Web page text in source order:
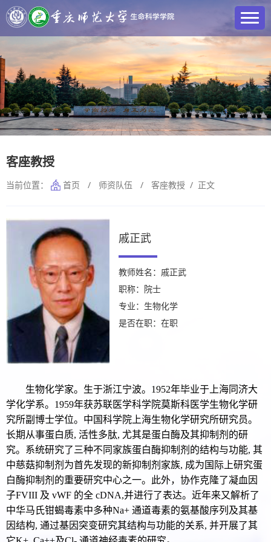
客座教授
当前位置： 首页 / 师资队伍 / 客座教授 / 正文
戚正武
教师姓名：戚正武
职称：院士
专业：生物化学
是否在职：在职
生物化学家。生于浙江宁波。1952年毕业于上海同济大
学化学系。1959年获苏联医学科学院莫斯科医学生物化学研
究所副博士学位。中国科学院上海生物化学研究所研究员。
长期从事蛋白质, 活性多肽, 尤其是蛋白酶及其抑制剂的研
究。系统研究了三种不同家族蛋白酶抑制剂的结构与功能, 其
中慈菇抑制剂为首先发现的新抑制剂家族, 成为国际上研究蛋
白酶抑制剂的重要研究中心之一。此外，协作克隆了凝血因
子FVIII 及 vWF 的全 cDNA,并进行了表达。近年来又解析了
中华马氏钳蝎毒素中多种Na+ 通道毒素的氨基酸序列及其基
因结构, 通过基因突变研究其结构与功能的关系, 并开展了其